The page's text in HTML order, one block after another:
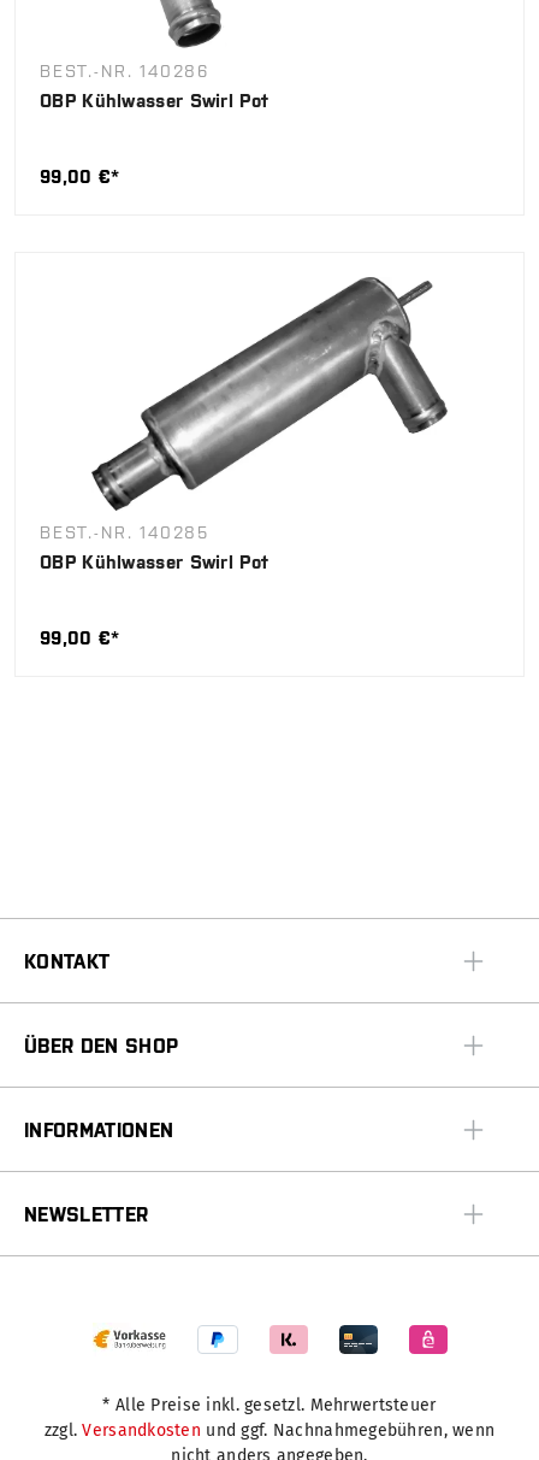
BEST.-NR. 140286
OBP Kühlwasser Swirl Pot
99,00 €*
BEST.-NR. 140285
OBP Kühlwasser Swirl Pot
99,00 €*
KONTAKT
ÜBER DEN SHOP
INFORMATIONEN
NEWSLETTER
* Alle Preise inkl. gesetzl. Mehrwertsteuer
zzgl.Versandkosten und ggf. Nachnahmegebühren, wenn